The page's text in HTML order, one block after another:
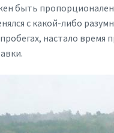
быть
с какой-либо
настало время